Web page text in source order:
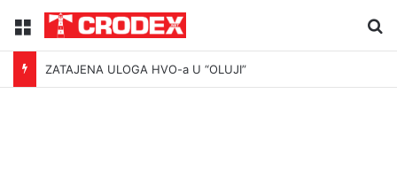
Menu
ZATAJENA ULOGA HVO-a U “OLUJI”